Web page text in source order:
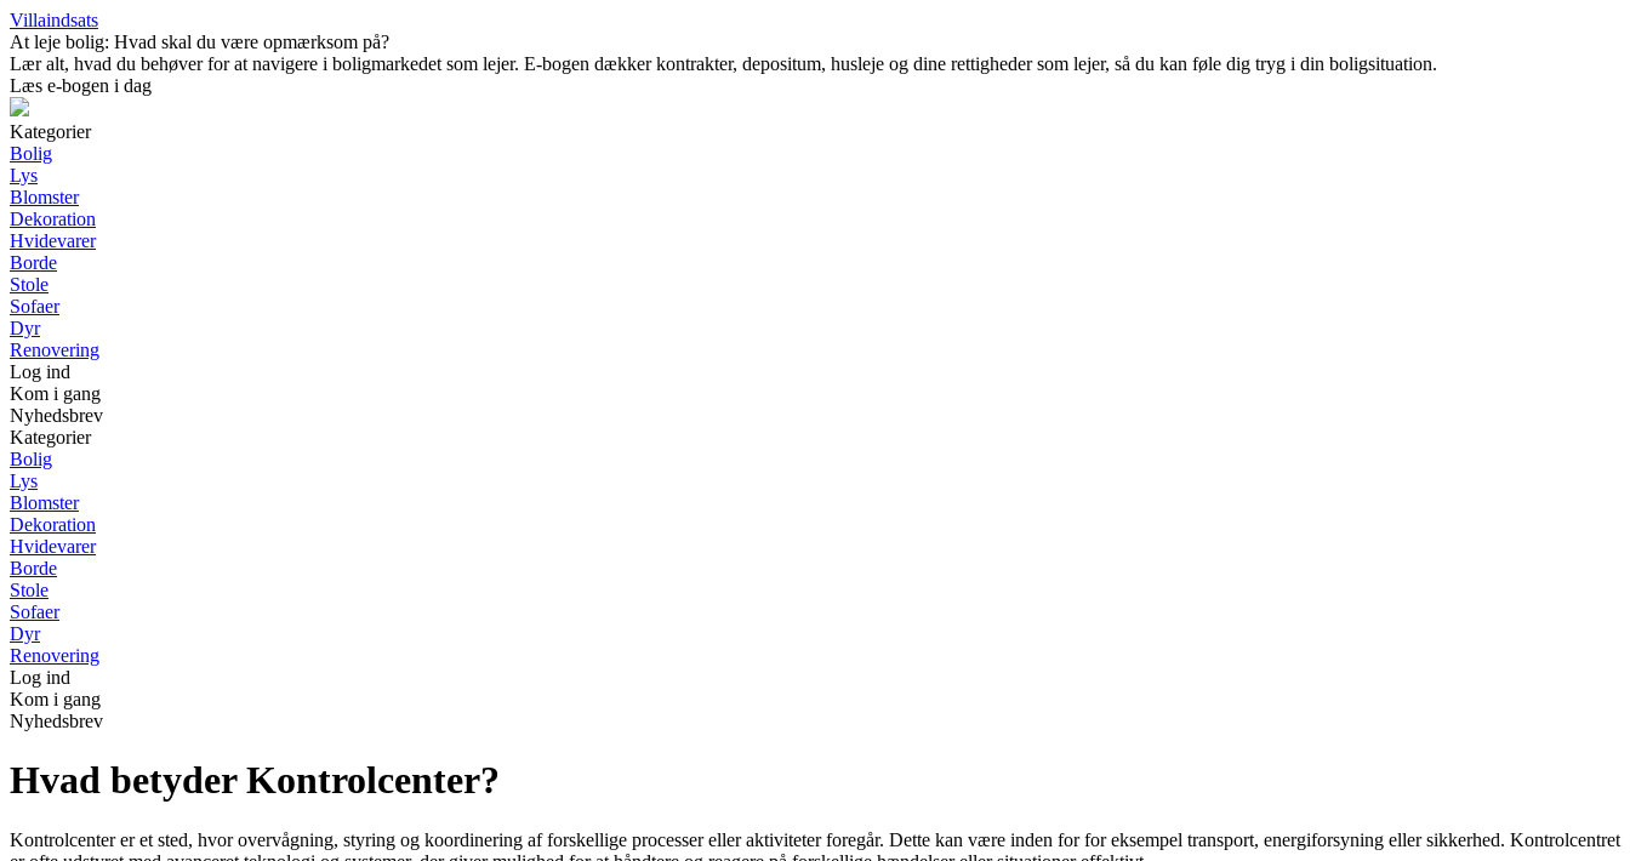
Villaindsats
At leje bolig: Hvad skal du være opmærksom på?
Lær alt, hvad du behøver for at navigere i boligmarkedet som lejer. E-bogen dækker kontrakter, depositum, husleje og dine rettigheder som lejer, så du kan føle dig tryg i din boligsituation.
Læs e-bogen i dag
Kategorier
Bolig
Lys
Blomster
Dekoration
Hvidevarer
Borde
Stole
Sofaer
Dyr
Renovering
Log ind
Kom i gang
Nyhedsbrev
Kategorier
Bolig
Lys
Blomster
Dekoration
Hvidevarer
Borde
Stole
Sofaer
Dyr
Renovering
Log ind
Kom i gang
Nyhedsbrev
Hvad betyder Kontrolcenter?
Kontrolcenter er et sted, hvor overvågning, styring og koordinering af forskellige processer eller aktiviteter foregår. Dette kan være inden for for eksempel transport, energiforsyning eller sikkerhed. Kontrolcentret